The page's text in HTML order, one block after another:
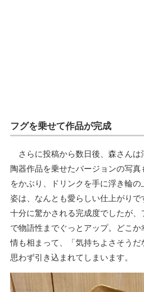
フグを乗せて作品が完成
さらに投稿から数日後、森さんは
陶器作品を乗せたバージョンの写
をかぶり、ドリンクを手に浮き輪
姿は、なんとも愛らしい仕上がりで
十分に驚かされる完成度でしたが、
で物語性までぐっとアップ。どこか
情も相まって、「気持ちよさそうだ
思わず引き込まれてしまいます。